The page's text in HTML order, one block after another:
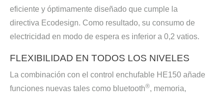
eficiente y óptimamente diseñado que cumple la
directiva Ecodesign. Como resultado, su consumo de
electricidad en modo de espera es inferior a 0,2 vatios.
FLEXIBILIDAD EN TODOS LOS NIVELES
La combinación con el control enchufable HE150 añade
funciones nuevas tales como bluetooth®, memoria,